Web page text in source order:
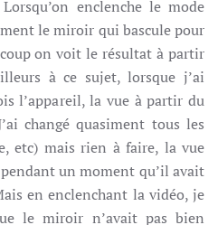
enclenche le mode
le miroir qui bascule pour
on voit le résultat à partir
à ce sujet, lorsque j’ai
l’appareil, la vue à partir du
changé quasiment tous les
etc) mais rien à faire, la vue
pendant un moment qu’il avait
en enclenchant la vidéo, je
le miroir n’avait pas bien